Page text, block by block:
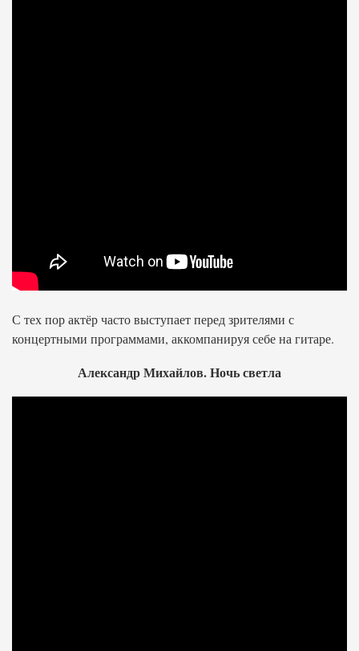
С тех пор актёр часто выступает перед зрителями с
концертными программами, аккомпанируя себе на гитаре.
Александр Михайлов. Ночь светла